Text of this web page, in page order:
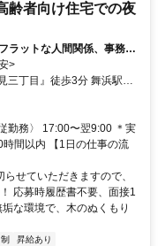
齢者向け住宅での夜
ラットな人間関係、事務作
>
勤務〉 17:00〜翌9:00 ＊実
間以内 【1日の仕事の流
せていただきますので、
応募時履歴書不要、面接1
な環境で、木のぬくもり
昇給あり